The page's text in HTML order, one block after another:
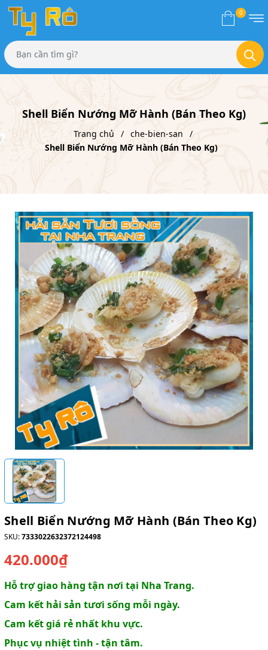
0
Shell Biển Nướng Mỡ Hành (Bán Theo Kg)
Trang chủ
che-bien-san
Shell Biển Nướng Mỡ Hành (Bán Theo Kg)
Shell Biển Nướng Mỡ Hành (Bán Theo Kg)
SKU:7333022632372124498
420.000₫
Hỗ trợ giao hàng tận nơi tại Nha Trang.
Cam kết hải sản tươi sống mỗi ngày.
Cam kết giá rẻ nhất khu vực.
Phục vụ nhiệt tình - tận tâm.